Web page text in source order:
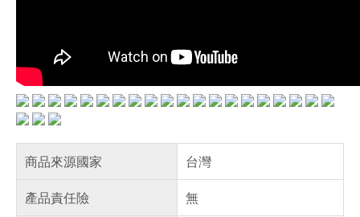
商品來源國家
台灣
產品責任險
無